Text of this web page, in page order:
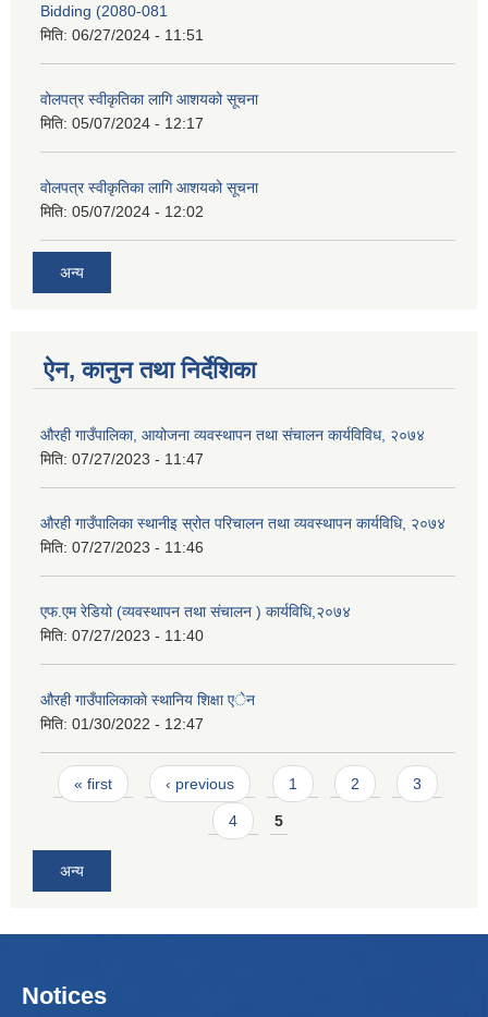
Bidding (2080-081
मिति: 06/27/2024 - 11:51
वोलपत्र स्वीकृतिका लागि आशयको सूचना
मिति: 05/07/2024 - 12:17
वोलपत्र स्वीकृतिका लागि आशयको सूचना
मिति: 05/07/2024 - 12:02
अन्य
ऐन, कानुन तथा निर्देशिका
औरही गाउँपालिका, आयोजना व्यवस्थापन तथा संचालन कार्यविविध, २०७४
मिति: 07/27/2023 - 11:47
औरही गाउँपालिका स्थानीइ स्रोत परिचालन तथा व्यवस्थापन कार्यविधि, २०७४
मिति: 07/27/2023 - 11:46
एफ.एम रेडियो (व्यवस्थापन तथा संचालन ) कार्यविधि,२०७४
मिति: 07/27/2023 - 11:40
औरही गाउँपालिकाकाे स्थानिय शिक्षा एेन
मिति: 01/30/2022 - 12:47
Pages
« first ‹ previous 1 2 3
4 5
अन्य
Notices